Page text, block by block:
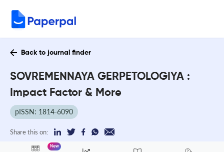
Back to journal finder
SOVREMENNAYA GERPETOLOGIYA :
Impact Factor & More
pISSN: 1814-6090
Share this on:
New